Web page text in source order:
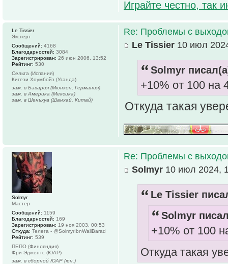
Играйте честно, так
Re: Проблемы с
Le Tissier 10 июл
Solmyr
+10% от 100 на
Откуда такая
Le Tissier
Эксперт
Сообщений: 4168
Благодарностей: 3084
Зарегистрирован: 26 июн 2006, 13:52
Рейтинг: 530
Сельта (Испания)
Кигези Хоумбойз (Уганда)
зам. в Бавария (Мюнхен, Германия)
зам. в Америка (Мексика)
зам. в Шеньхуа (Шанхай, Китай)
Re: Проблемы с
Solmyr 10 июл 2024,
Le Tissier
Solmyr
+10% от 100
Откуда такая
Solmyr
Мастер
Сообщений: 1159
Благодарностей: 169
Зарегистрирован: 19 ноя 2003, 00:53
Откуда: Телега - @SolmyrIbnWaliBarad
Рейтинг: 539
ПЕПО (Финляндия)
Фри Эджентс (ЮАР)
зам. в сборной ЮАР (юн.)